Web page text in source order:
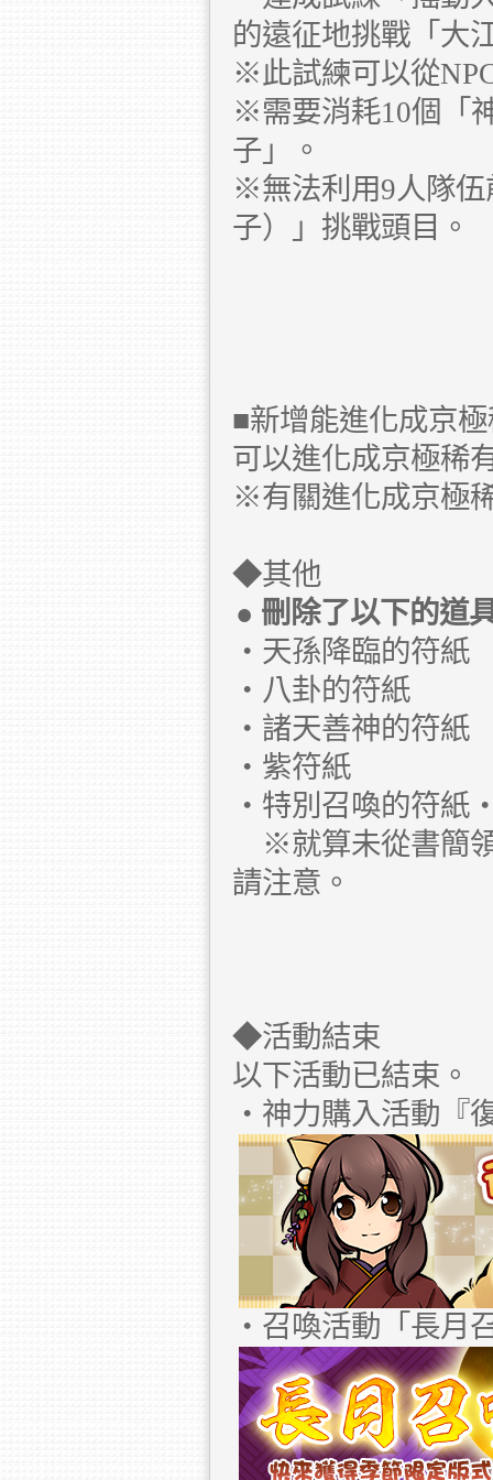
的遠征地挑戰「大
※此試練可以從
※需要消耗10個「
子」。
※無法利用9人隊
子）」挑戰頭目。
■新增能進化成京
可以進化成京極稀
※有關進化成京極
◆其他
● 刪除了以下的道
・天孫降臨的符紙
・八卦的符紙
・諸天善神的符紙
・紫符紙
・特別召喚的符紙
※就算未從書簡領
請注意。
◆活動結束
以下活動已結束。
・神力購入活動『
・召喚活動「長月